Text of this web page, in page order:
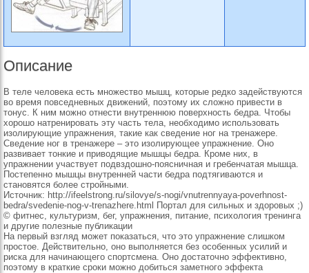
Описание
В теле человека есть множество мышц, которые редко задействуются
во время повседневных движений, поэтому их сложно привести в
тонус. К ним можно отнести внутреннюю поверхность бедра. Чтобы
хорошо натренировать эту часть тела, необходимо использовать
изолирующие упражнения, такие как сведение ног на тренажере.
Сведение ног в тренажере – это изолирующее упражнение. Оно
развивает тонкие и приводящие мышцы бедра. Кроме них, в
упражнении участвует подвздошно-поясничная и гребенчатая мышца.
Постепенно мышцы внутренней части бедра подтягиваются и
становятся более стройными.
Источник: http://ifeelstrong.ru/silovye/s-nogi/vnutrennyaya-poverhnost-
bedra/svedenie-nog-v-trenazhere.html Портал для сильных и здоровых ;)
© фитнес, культуризм, бег, упражнения, питание, психология тренинга
и другие полезные публикации
На первый взгляд может показаться, что это упражнение слишком
простое. Действительно, оно выполняется без особенных усилий и
риска для начинающего спортсмена. Оно достаточно эффективно,
поэтому в краткие сроки можно добиться заметного эффекта